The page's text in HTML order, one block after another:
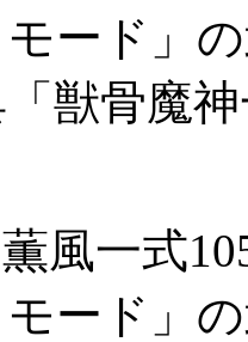
モード」
獣骨魔
風一式
モード」